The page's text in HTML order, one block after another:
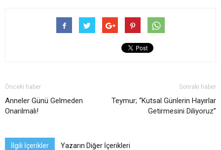
Önceki haber
Anneler Günü Gelmeden
Onarılmalı!
Sonraki haber
Teymur; “Kutsal Günlerin Hayırlar
Getirmesini Diliyoruz”
İlgili İçerikler Yazarın Diğer İçerikleri